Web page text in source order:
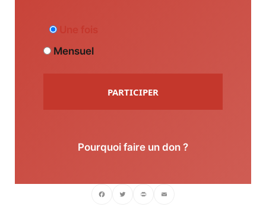
Mensuel
PARTICIPER
Pourquoi faire un don ?